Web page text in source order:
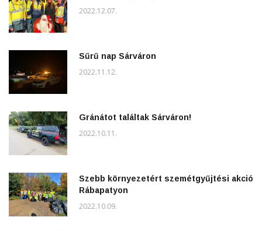
2022.12.07.
Sűrű nap Sárváron
2022.11.12.
Gránátot találtak Sárváron!
2022.10.11.
Szebb környezetért szemétgyűjtési akció
Rábapatyon
2022.10.09.